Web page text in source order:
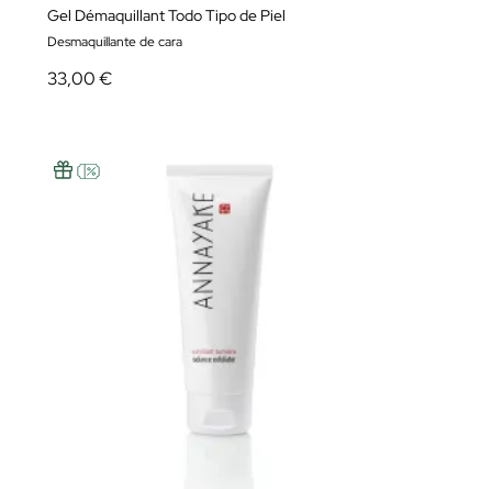
Gel Démaquillant Todo Tipo de Piel
Desmaquillante de cara
33,00 €